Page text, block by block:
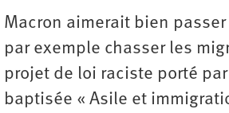
Macron aimerait bien
par exemple chasser les
projet de loi raciste porté
baptisée « Asile et